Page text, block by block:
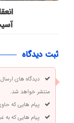
ثبت دیدگاه
دیدگاه های
منتشر خواهد شد.
پیام هایی که
پیام هایی که به